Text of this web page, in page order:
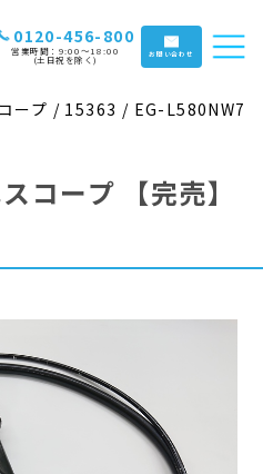
0120-456-800
営業時間：9:00〜18:00
(土日祝を除く) お問い合わせ
ープ / 15363 / EG-L580NW7
コープ
【完売】